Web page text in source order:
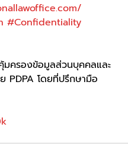
#Confidentiality
มครองข้อมูลส่วนบุคคลและ
PDPA โดยที่ปรึกษามือ